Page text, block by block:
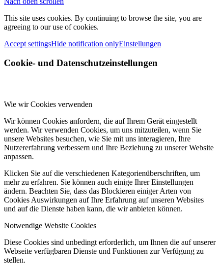
This site uses cookies. By continuing to browse the site, you are
agreeing to our use of cookies.
Accept settingsHide notification onlyEinstellungen
Cookie- und Datenschutzeinstellungen
Wie wir Cookies verwenden
Wir können Cookies anfordern, die auf Ihrem Gerät eingestellt
werden. Wir verwenden Cookies, um uns mitzuteilen, wenn Sie
unsere Websites besuchen, wie Sie mit uns interagieren, Ihre
Nutzererfahrung verbessern und Ihre Beziehung zu unserer Website
anpassen.
Klicken Sie auf die verschiedenen Kategorienüberschriften, um
mehr zu erfahren. Sie können auch einige Ihrer Einstellungen
ändern. Beachten Sie, dass das Blockieren einiger Arten von
Cookies Auswirkungen auf Ihre Erfahrung auf unseren Websites
und auf die Dienste haben kann, die wir anbieten können.
Notwendige Website Cookies
Diese Cookies sind unbedingt erforderlich, um Ihnen die auf unserer
Webseite verfügbaren Dienste und Funktionen zur Verfügung zu
stellen.